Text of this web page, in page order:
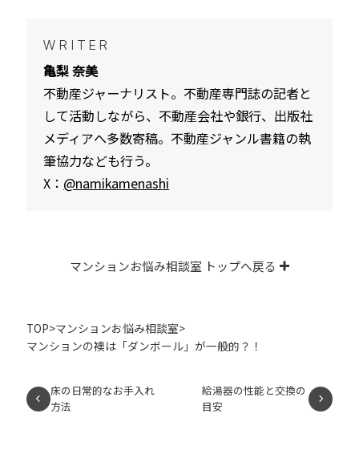
WRITER
亀梨 奈美
不動産ジャーナリスト。不動産専門誌の記者と
して活動しながら、不動産会社や銀行、出版社
メディアへ多数寄稿。不動産ジャンル書籍の執
筆協力なども行う。
X： @namikamenashi
マンションお悩み相談室 トップへ戻る
TOP>マンションお悩み相談室>
マンションの襖は「ダンボール」が一般的？！
床の日常的なお手入れ
方法
給湯器の性能と交換の
目安